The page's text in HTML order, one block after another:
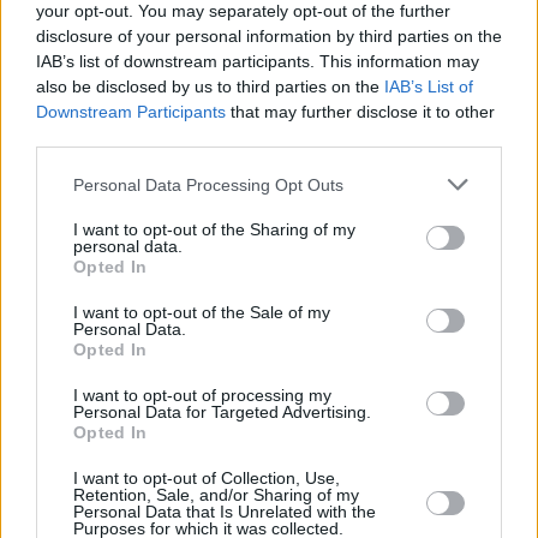
your opt-out. You may separately opt-out of the further
disclosure of your personal information by third parties on the
IAB’s list of downstream participants. This information may
also be disclosed by us to third parties on the IAB’s List of
Downstream Participants that may further disclose it to other
Personal Data Processing Opt Outs
I want to opt-out of the Sharing of my
personal data.
Opted In
I want to opt-out of the Sale of my
Personal Data.
Opted In
I want to opt-out of processing my
Personal Data for Targeted Advertising.
Opted In
I want to opt-out of Collection, Use,
Retention, Sale, and/or Sharing of my
Personal Data that Is Unrelated with the
Purposes for which it was collected.
Νικολό Φίγκα Ταλαμάνκα
σκάνδαλο διαφθοράς σκάνδαλο χρηματισμού
Σαρακήνικο: Δεν απολογήθηκαν σήμερα
Ζήτησαν ολιγοήμερη παράταση
Ευρώπη: Ξεμένει από πυραύλους –
Κίνδυνος για έλλειψη έως το 2030
CNN: Το εκλογικό στοίχημα πίσω από το